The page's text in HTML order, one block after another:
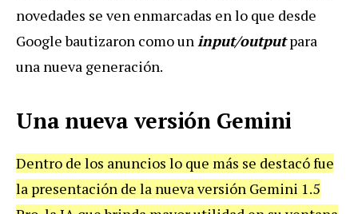
novedades se ven enmarcadas en lo que desde
Google bautizaron como uninput/outputpara
una nueva generación.
Una nueva versión Gemini
Dentro de los anuncios lo que más se destacó fue
la presentación de la nueva versión Gemini 1.5